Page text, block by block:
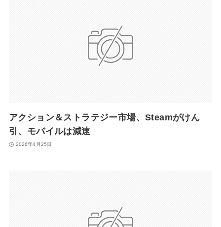
アクション＆ストラテジー市場、Steamがけん
引、モバイルは減速
2026年4月25日